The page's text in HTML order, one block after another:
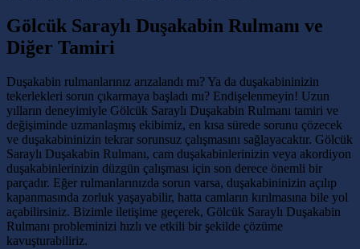
Gölcük Saraylı Duşakabin Rulmanı ve
Diğer Tamiri
Duşakabin rulmanlarınız arızalandı mı? Ya da duşakabininizin
tekerlekleri sorun çıkarmaya başladı mı? Endişelenmeyin! Uzun
yılların deneyimiyle Gölcük Saraylı Duşakabin Rulmanı tamiri ve
değişiminde uzmanlaşmış ekibimiz, en kısa sürede sorunu çözecek
ve duşakabininizin tekrar sorunsuz çalışmasını sağlayacaktır. Gölcük
Saraylı Duşakabin Rulmanı, cam duşakabinlerinizin veya akordiyon
duşakabinlerinizin düzgün çalışması için son derece önemli bir
parçadır. Eğer rulmanlarınızda sorun varsa, duşakabininizin açılıp
kapanmasında zorluk yaşayabilir, hatta camların kırılmasına bile yol
açabilirsiniz. Bizimle iletişime geçerek, Gölcük Saraylı Duşakabin
Rulmanı probleminizi hızlı ve etkili bir şekilde çözüme
kavuşturabiliriz.